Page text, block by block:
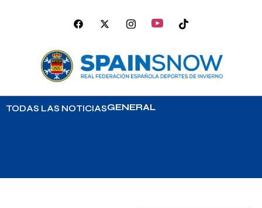
TODAS LAS NOTICIASGENERAL